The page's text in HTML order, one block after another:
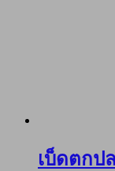
เบ็ดตกป